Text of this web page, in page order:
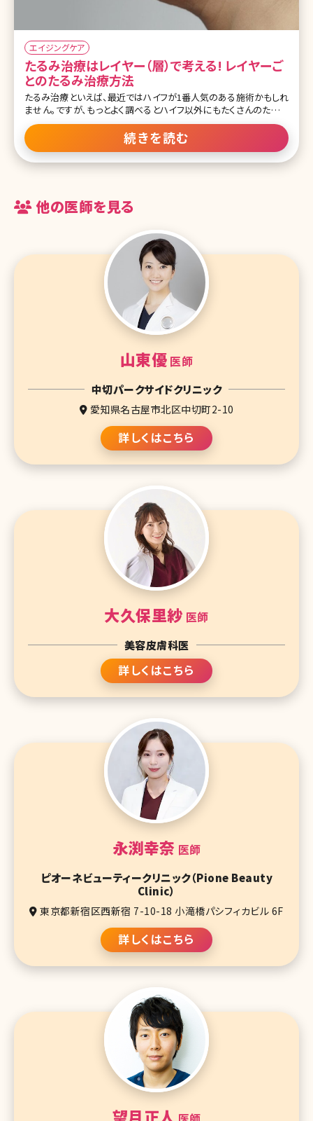
エイジングケア
たるみ治療はレイヤー（層）で考える! レイヤーご
とのたるみ治療方法
たるみ治療といえば、最近ではハイフが1番人気のある施術かもしれ
ません。ですが、もっとよく調べるとハイフ以外にもたくさんのたるみ
治療があることに気がつくと思います。超音波、RF、ヒアルロン
酸……一体自分的にはどれがたるみに効果のある治療なのか、調
べても一般の方が理解するのはとても難しいと思います。 多くの治療
を比較して、どの治療が自分に1番効果があるのか、皆さん迷ってし
続きを読む
他の医師を見る
山東優 医師
中切パークサイドクリニック
愛知県名古屋市北区中切町2-10
詳しくはこちら
大久保里紗 医師
美容皮膚科医
詳しくはこちら
永渕幸奈 医師
ピオーネビューティークリニック（Pione Beauty
Clinic）
東京都新宿区西新宿 7-10-18 小滝橋パシフィカビル 6F
詳しくはこちら
望月正人